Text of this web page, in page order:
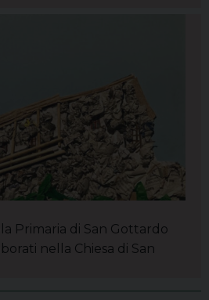
Primaria di San Gottardo
nella Chiesa di San